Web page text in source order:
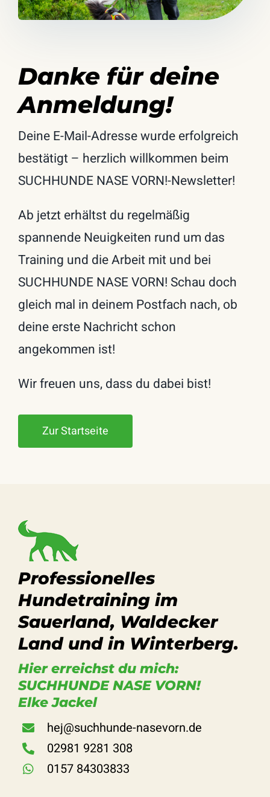
Danke für deine
Anmeldung!
Deine E-Mail-Adresse wurde erfolgreich
bestätigt – herzlich willkommen beim
SUCHHUNDE NASE VORN!-Newsletter!
Ab jetzt erhältst du regelmäßig
spannende Neuigkeiten rund um das
Training und die Arbeit mit und bei
SUCHHUNDE NASE VORN! Schau doch
gleich mal in deinem Postfach nach, ob
deine erste Nachricht schon
angekommen ist!
Wir freuen uns, dass du dabei bist!
Zur Startseite
Professionelles
Hundetraining im
Sauerland, Waldecker
Land und in Winterberg.
Hier erreichst du mich:
SUCHHUNDE NASE VORN!
Elke Jackel
hej@suchhunde-nasevorn.de
02981 9281 308
0157 84303833